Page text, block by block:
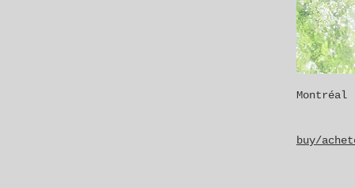
Montréal
buy/